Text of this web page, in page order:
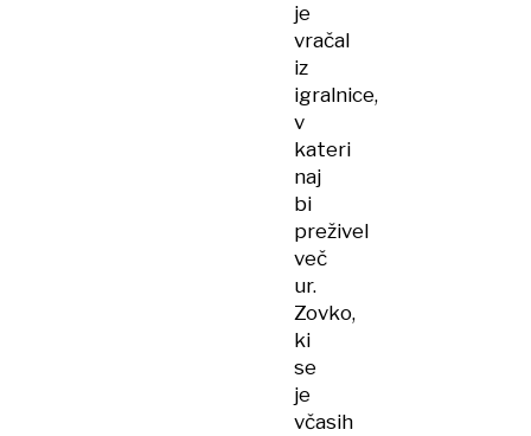
je
vračal
iz
igralnice,
v
kateri
naj
bi
preživel
več
ur.
Zovko,
ki
se
je
včasih